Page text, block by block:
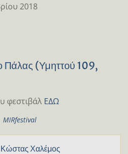
2018
Πάλας (Υμηττού 109,
φεστιβάλ ΕΔΩ
MIRfestival
Κώστας Χαλέμος